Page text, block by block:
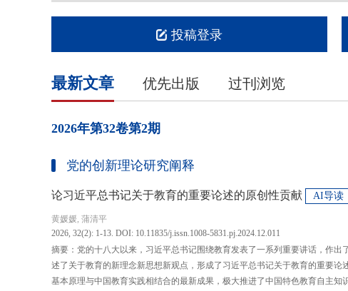
投稿登录
最新文章 优先出版 过刊浏览
2026年第32卷第2期
党的创新理论研究阐释
论习近平总书记关于教育的重要论述的原创性贡献 AI导读
黄媛媛, 蒲清平
2026, 32(2): 1-13. DOI: 10.11835/j.issn.1008-5831.pj.2024.12.011
摘要：党的十八大以来，习近平总书记围绕教育发表了一系列重要讲话，作出
述了关于教育的新理念新思想新观点，形成了习近平总书记关于教育的重要论
基本原理与中国教育实践相结合的最新成果，极大推进了中国特色教育自主知